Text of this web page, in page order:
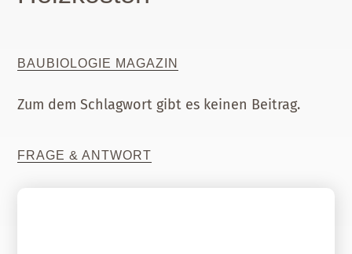
BAUBIOLOGIE MAGAZIN
Zum dem Schlagwort gibt es keinen Beitrag.
FRAGE & ANTWORT